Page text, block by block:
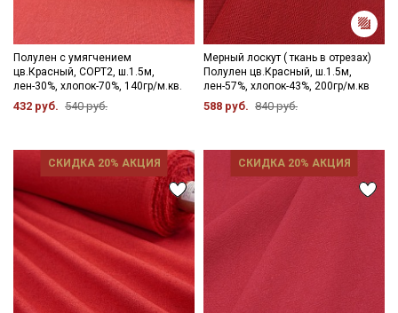
Полулен с умягчением
цв.Красный, СОРТ2, ш.1.5м,
лен-30%, хлопок-70%, 140гр/м.кв.
432 руб. 540 руб.
Мерный лоскут ( ткань в отрезах)
Полулен цв.Красный, ш.1.5м,
лен-57%, хлопок-43%, 200гр/м.кв
588 руб. 840 руб.
СКИДКА 20% АКЦИЯ СКИДКА 20% АКЦИЯ